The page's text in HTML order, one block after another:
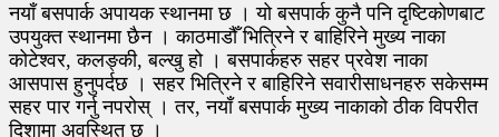
नयाँ बसपार्क अपायक स्थानमा छ । यो बसपार्क कुनै पनि दृष्टिकोणबाट
उपयुक्त स्थानमा छैन । काठमाडौँ भित्रिने र बाहिरिने मुख्य नाका
कोटेश्वर, कलङ्की, बल्खु हो । बसपार्कहरु सहर प्रवेश नाका
आसपास हुनुपर्दछ । सहर भित्रिने र बाहिरिने सवारीसाधनहरु सकेसम्म
सहर पार गर्नु नपरोस् । तर, नयाँ बसपार्क मुख्य नाकाको ठीक विपरीत
दिशामा अवस्थित छ ।